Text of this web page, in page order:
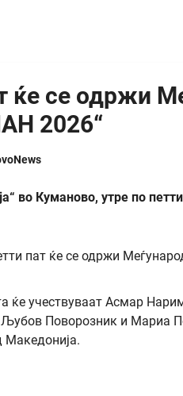
ќе се одржи
2026“
во Куманово, утре по
ќе учествуваат Асмар
Љубов Поворозник и Мариа
Македонија.